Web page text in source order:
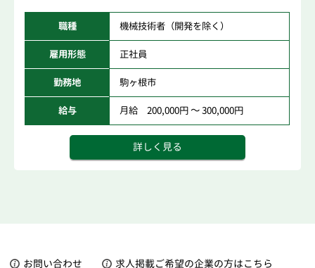
職種 機械技術者（開発を除く）
雇用形態 正社員
勤務地 駒ヶ根市
給与 月給 200,000円 ～ 300,000円
詳しく見る
お問い合わせ 求人掲載ご希望の企業の方はこちら